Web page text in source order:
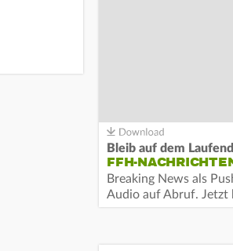
Bleib auf dem
FFH-
Breaking News als
Audio auf Abruf. Jetzt